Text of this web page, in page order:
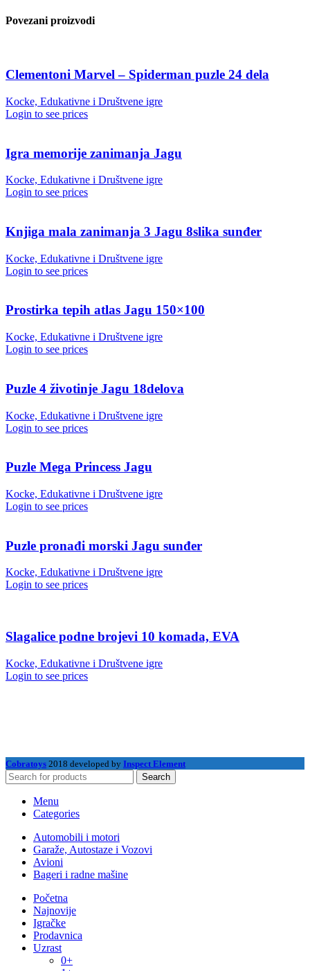
Povezani proizvodi
Clementoni Marvel – Spiderman puzle 24 dela
Kocke, Edukativne i Društvene igre
Login to see prices
Igra memorije zanimanja Jagu
Kocke, Edukativne i Društvene igre
Login to see prices
Knjiga mala zanimanja 3 Jagu 8slika sunđer
Kocke, Edukativne i Društvene igre
Login to see prices
Prostirka tepih atlas Jagu 150×100
Kocke, Edukativne i Društvene igre
Login to see prices
Puzle 4 životinje Jagu 18delova
Kocke, Edukativne i Društvene igre
Login to see prices
Puzle Mega Princess Jagu
Kocke, Edukativne i Društvene igre
Login to see prices
Puzle pronađi morski Jagu sunđer
Kocke, Edukativne i Društvene igre
Login to see prices
Slagalice podne brojevi 10 komada, EVA
Kocke, Edukativne i Društvene igre
Login to see prices
Cobratoys 2018 developed by Inspect Element
Search
Menu
Categories
Automobili i motori
Garaže, Autostaze i Vozovi
Avioni
Bageri i radne mašine
Početna
Najnovije
Igračke
Prodavnica
Uzrast
0+